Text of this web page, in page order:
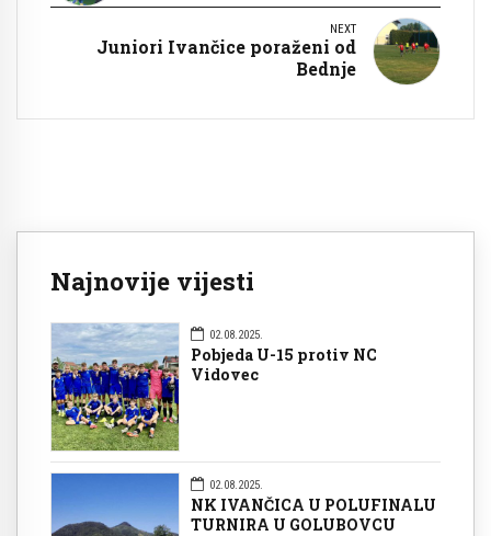
NEXT
Juniori Ivančice poraženi od
Bednje
Najnovije vijesti
02.08.2025.
Pobjeda U-15 protiv NC
Vidovec
02.08.2025.
NK IVANČICA U POLUFINALU
TURNIRA U GOLUBOVCU